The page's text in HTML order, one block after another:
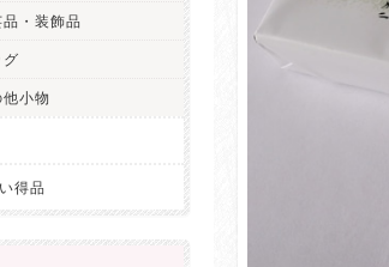
品・装飾品
グ
他小物
得品